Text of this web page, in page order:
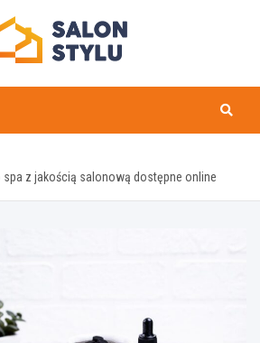
z jakością salonową dostępne online